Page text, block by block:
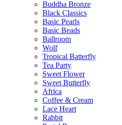
Buddha Bronze
Black Classics
Basic Pearls
Basic Beads
Ballroom
Wolf
Tropical Batterfly
Tea Party
Sweet Flower
Sweet Butterfly
Africa
Coffee & Cream
Lace Heart
Rabbit